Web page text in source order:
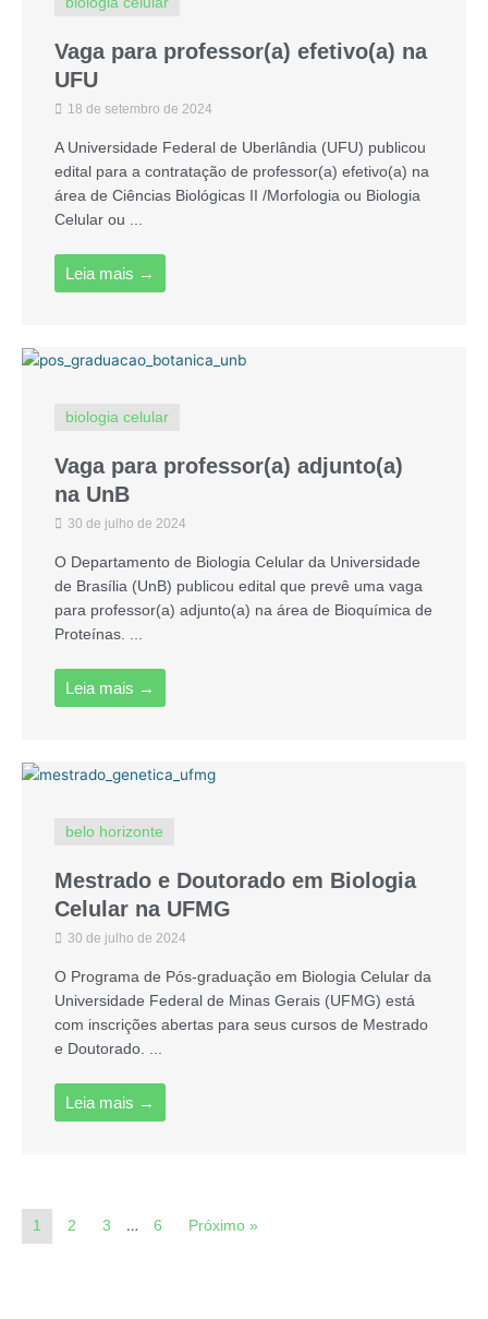
Vaga para professor(a) efetivo(a) na
UFU
18 de setembro de 2024
A Universidade Federal de Uberlândia (UFU) publicou
edital para a contratação de professor(a) efetivo(a) na
área de Ciências Biológicas II /Morfologia ou Biologia
Celular ou ...
Leia mais →
biologia celular
Vaga para professor(a) adjunto(a)
na UnB
30 de julho de 2024
O Departamento de Biologia Celular da Universidade
de Brasília (UnB) publicou edital que prevê uma vaga
para professor(a) adjunto(a) na área de Bioquímica de
Proteínas. ...
Leia mais →
belo horizonte
Mestrado e Doutorado em Biologia
Celular na UFMG
30 de julho de 2024
O Programa de Pós-graduação em Biologia Celular da
Universidade Federal de Minas Gerais (UFMG) está
com inscrições abertas para seus cursos de Mestrado
e Doutorado. ...
Leia mais →
1 2 3 … 6 Próximo »